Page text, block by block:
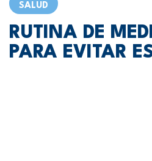
SALUD
RUTINA DE
PARA EVITAR